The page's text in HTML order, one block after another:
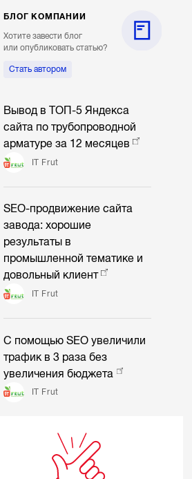
БЛОГ КОМПАНИИ
Хотите завести блог
или опубликовать статью?
Стать автором
Вывод в ТОП-5 Яндекса
сайта по трубопроводной
арматуре за 12 месяцев
IT Frut
SEO-продвижение сайта
завода: хорошие
результаты в
промышленной тематике и
довольный клиент
IT Frut
С помощью SEO увеличили
трафик в 3 раза без
увеличения бюджета
IT Frut